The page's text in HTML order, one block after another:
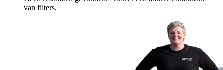
van filters.